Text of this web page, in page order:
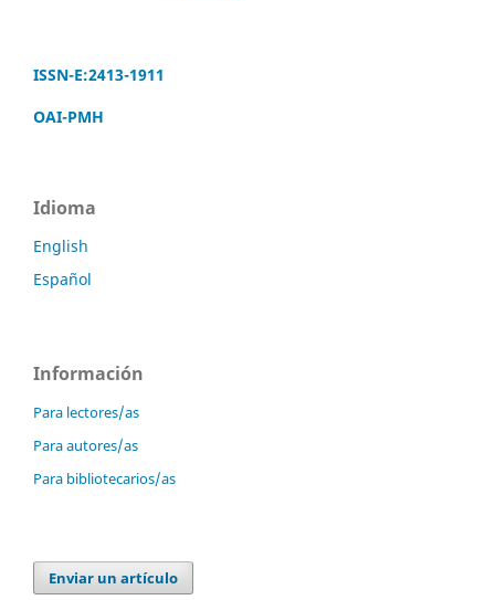
ISSN-E:2413-1911
OAI-PMH
Idioma
English
Español
Información
Para lectores/as
Para autores/as
Para bibliotecarios/as
Enviar un artículo